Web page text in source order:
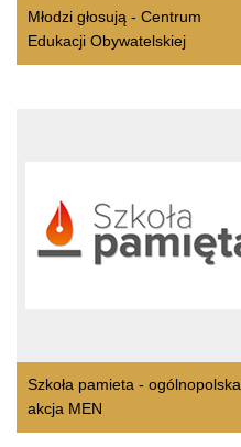
Młodzi głosują - Centrum
Edukacji Obywatelskiej
Szkoła pamieta - ogólnopolska
akcja MEN